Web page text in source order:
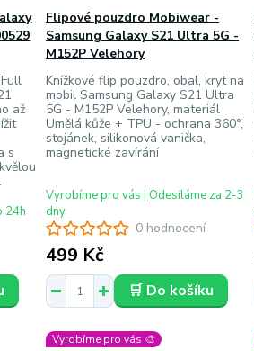
až
s
24h
0 hodnocení
Flipové pouzdro Mobiwear -
Samsung Galaxy S21 Ultra 5G -
M152P Velehory
Knížkové flip pouzdro, obal, kryt na
mobil Samsung Galaxy S21 Ultra
5G - M152P Velehory, materiál
Umělá kůže + TPU - ochrana 360°,
stojánek, silikonová vanička,
magnetické zavírání
499 Kč
Vyrobíme pro vás | Odesíláme za 2-3
dny
🛒 Do košíku
Vyrobíme pro vás 🎨